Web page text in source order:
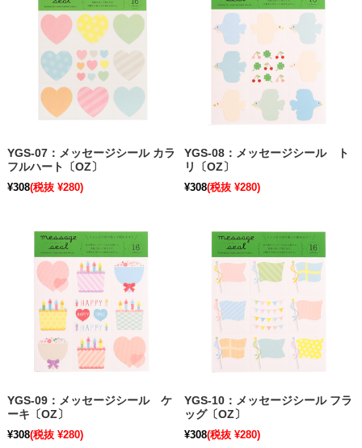
YGS-07：メッセージシール カラ
フルハート〔OZ〕
¥308(税抜 ¥280)
YGS-08：メッセージシール ト
リ〔OZ〕
¥308(税抜 ¥280)
YGS-09：メッセージシール ケ
ーキ〔OZ〕
¥308(税抜 ¥280)
YGS-10：メッセージシール フラ
ッグ〔OZ〕
¥308(税抜 ¥280)